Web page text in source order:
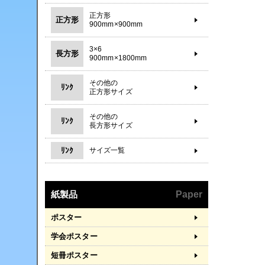
正方形
正方形
900mm×900mm
長方形
3×6
900mm×1800mm
ﾘﾝｸ
その他の
正方形サイズ
ﾘﾝｸ
その他の
長方形サイズ
ﾘﾝｸ サイズ一覧
紙製品 Paper
ポスター
学会ポスター
短冊ポスター